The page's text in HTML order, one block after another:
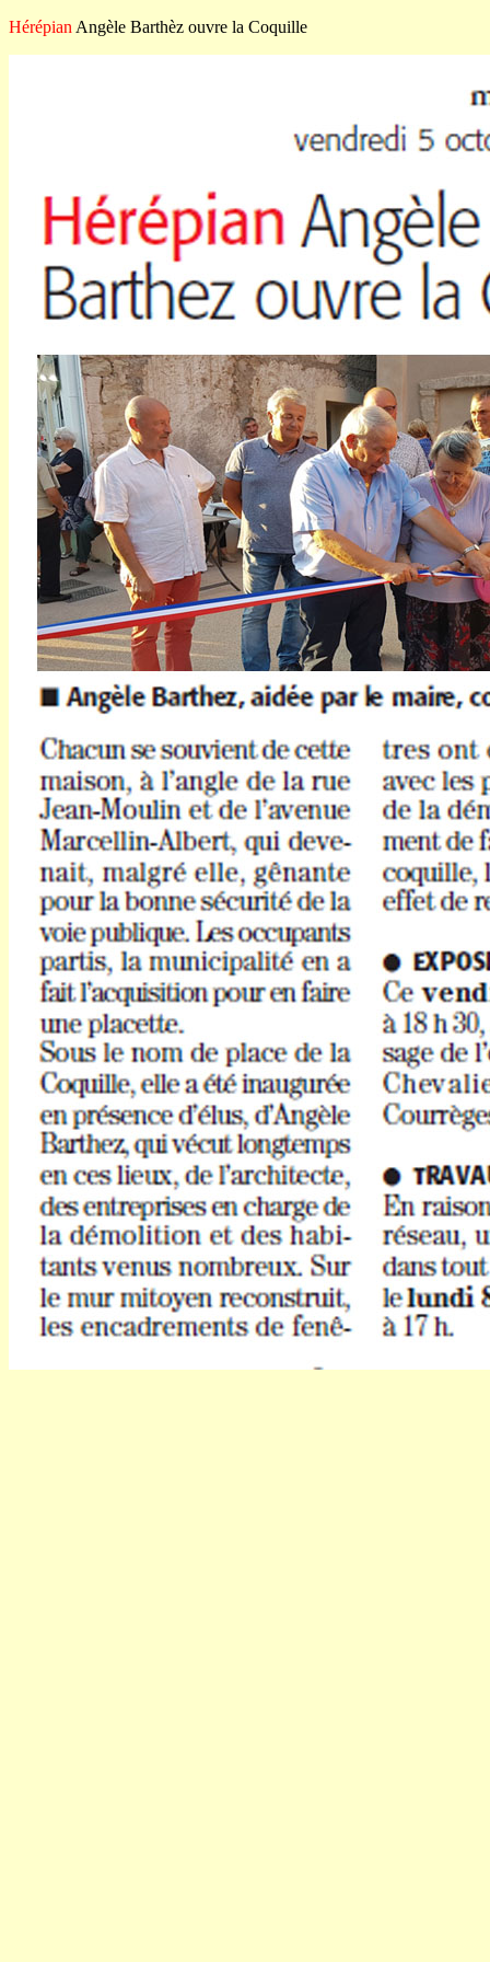
Hérépian Angèle Barthèz ouvre la Coquille